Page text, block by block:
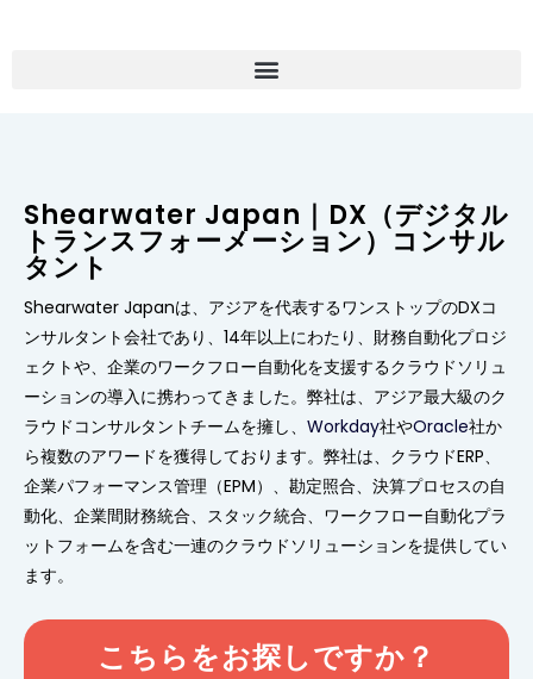
Shearwater Japan｜DX（デジタル
トランスフォーメーション）コンサル
タント
Shearwater Japanは、アジアを代表するワンストップのDXコ
ンサルタント会社であり、14年以上にわたり、財務自動化プロジ
ェクトや、企業のワークフロー自動化を支援するクラウドソリュ
ーションの導入に携わってきました。弊社は、アジア最大級のク
ラウドコンサルタントチームを擁し、 Workday社やOracle社か
ら複数のアワードを獲得しております。弊社は、クラウドERP、
企業パフォーマンス管理（EPM）、勘定照合、決算プロセスの自
動化、企業間財務統合、スタック統合、ワークフロー自動化プラ
ットフォームを含む一連のクラウドソリューションを提供してい
ます。
こちらをお探しですか？